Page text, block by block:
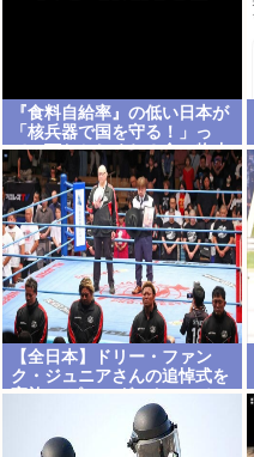
『食料自給率』の低い日本が
「核兵器で国を守る！」っ
て、頭おかしくね？食べ物止
められたら終わりじゃん
【全日本】ドリー・ファン
ク・ジュニアさんの追悼式を
実施 スピニング・トー・ホー